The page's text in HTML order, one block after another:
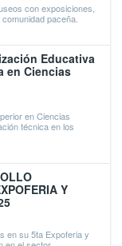
con exposiciones,
paceña.
Educativa
en Ciencias
en Ciencias
técnica en los
Y
en su 5ta Expoferia y